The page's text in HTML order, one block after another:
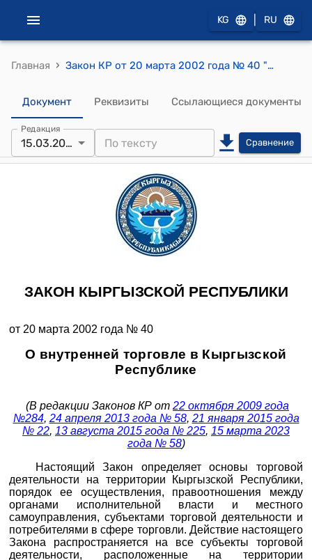
KG RU
Главная › Закон КР от 20 марта 2002 года № 40 "О внутренней торговле в Кыргызской Республике"
Документ Реквизиты Ссылающиеся документы
Редакция
15.03.2023 Сравнение